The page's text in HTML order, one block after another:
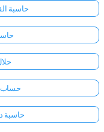
حاسبة
حساب
حاسبة